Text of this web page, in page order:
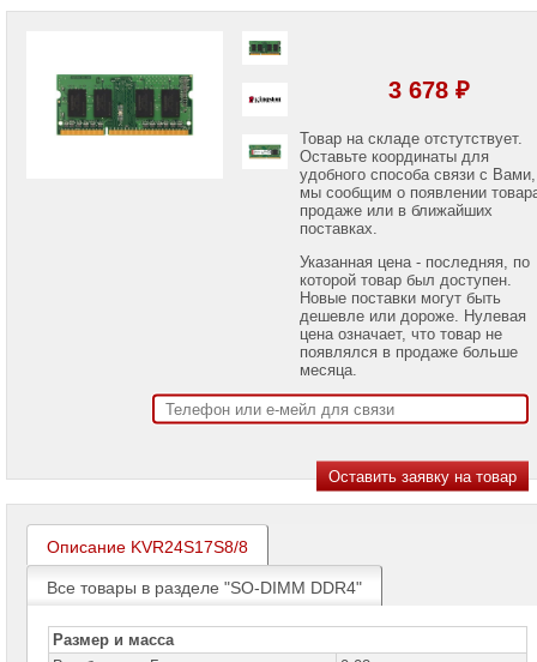
Мониторы
LCD
панели
Name
Принтеры
плоттеры
МФУ
Серверы
Name
3 678 ₽
Товар на складе отстутствует.
Оставьте координаты для
удобного способа связи с Вами,
мы сообщим о появлении
продаже или в ближайших
поставках.
Указанная цена - последняя, по
которой товар был доступен.
Новые поставки могут быть
дешевле или дороже. Нулевая
цена означает, что товар не
появлялся в продаже больше
месяца.
Описание KVR24S17S8/8
Все товары в разделе "SO-DIMM DDR4"
Размер и масса